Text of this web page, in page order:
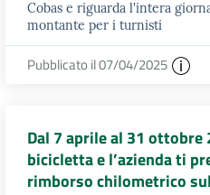
Cobas e riguarda l'intera
montante per i turnisti
Pubblicato il 07/04/2025
Dal 7 aprile al 31
bicicletta e l’azienda ti
rimborso chilometrico